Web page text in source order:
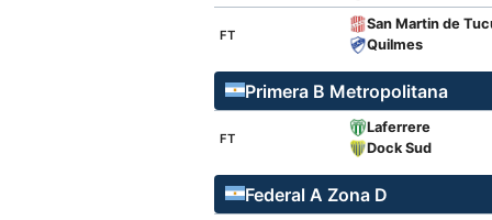
FT
San Martin de
Quilmes
Primera B Metropolitana
FT
Laferrere
Dock Sud
Federal A Zona D